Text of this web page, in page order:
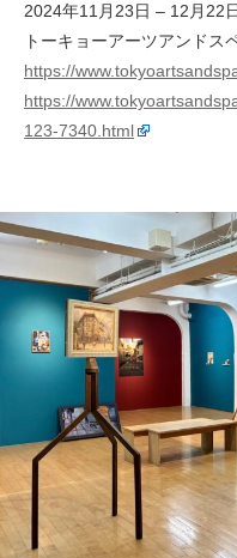
2024年11月23日 – 12月22
トーキョーアーツアンドス
https://
https://
123-7340.html